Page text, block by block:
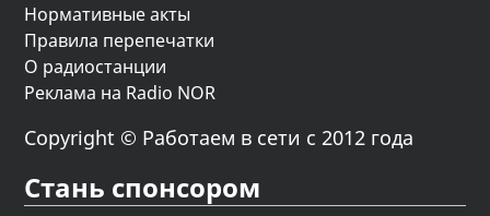
Нормативные акты
Правила перепечатки
О радиостанции
Реклама на Radio NOR
Copyright © Работаем в сети с 2012 года
Стань спонсором